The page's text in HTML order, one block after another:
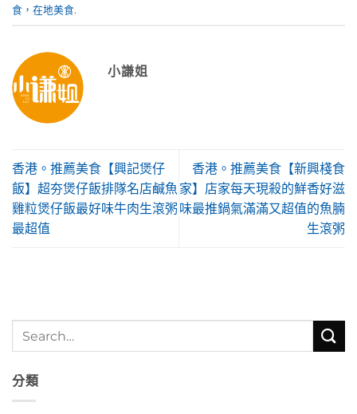
食，在地美食.
小謙姐
香港。推薦美食【興記煲仔
飯】超夯煲仔飯排隊名店鹹魚
雞粒煲仔飯最好味牛肉生滾粥
最超值
香港。推薦美食【新興棧食
家】店家每天現殺的鮮香好滋
味最推鍋氣滿滿又超值的魚腩
生滾粥
分類